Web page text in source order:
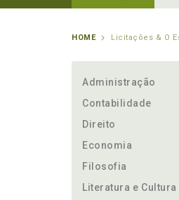
HOME Licitações & O
Administração
Contabilidade
Direito
Economia
Filosofia
Literatura e Cultura